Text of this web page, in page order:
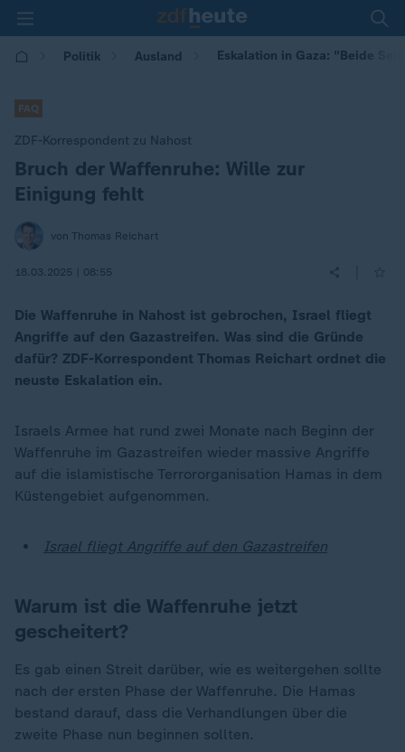
Politik Ausland Eskalation in Gaza: "Beide
FAQ
ZDF-Korrespondent zu Nahost
:Bruch der Waffenruhe: Wille zur
Einigung fehlt
von Thomas Reichart
18.03.2025 | 08:55
Die Waffenruhe in Nahost ist gebrochen, Israel fliegt
Angriffe auf den Gazastreifen. Was sind die Gründe
dafür? ZDF-Korrespondent Thomas Reichart ordnet die
neuste Eskalation ein.
Israels Armee hat rund zwei Monate nach Beginn der
Waffenruhe im Gazastreifen wieder massive Angriffe
auf die islamistische Terrororganisation Hamas in dem
Küstengebiet aufgenommen.
Israel fliegt Angriffe auf den Gazastreifen
Warum ist die Waffenruhe jetzt
gescheitert?
Es gab einen Streit darüber, wie es weitergehen sollte
nach der ersten Phase der Waffenruhe. Die Hamas
bestand darauf, dass die Verhandlungen über die
zweite Phase nun beginnen sollten.